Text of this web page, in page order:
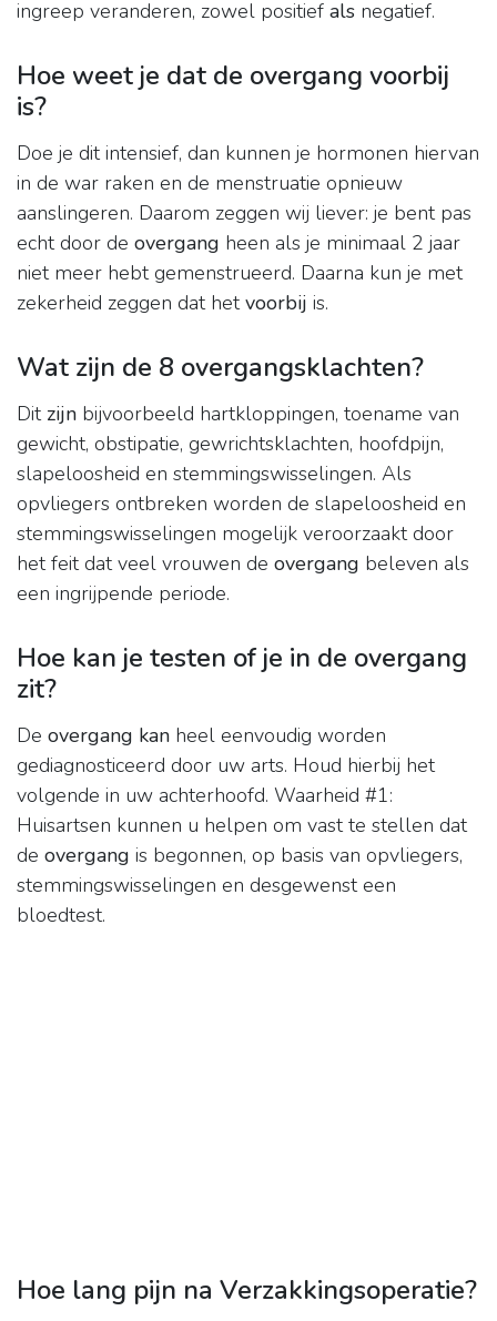
ingreep veranderen, zowel positief als negatief.
Hoe weet je dat de overgang voorbij
is?
Doe je dit intensief, dan kunnen je hormonen hiervan
in de war raken en de menstruatie opnieuw
aanslingeren. Daarom zeggen wij liever: je bent pas
echt door de overgang heen als je minimaal 2 jaar
niet meer hebt gemenstrueerd. Daarna kun je met
zekerheid zeggen dat hetvoorbij is.
Wat zijn de 8 overgangsklachten?
Dit zijn bijvoorbeeld hartkloppingen, toename van
gewicht, obstipatie, gewrichtsklachten, hoofdpijn,
slapeloosheid en stemmingswisselingen. Als
opvliegers ontbreken worden de slapeloosheid en
stemmingswisselingen mogelijk veroorzaakt door
het feit dat veel vrouwen de overgang beleven als
een ingrijpende periode.
Hoe kan je testen of je in de overgang
zit?
De overgang kan heel eenvoudig worden
gediagnosticeerd door uw arts. Houd hierbij het
volgende in uw achterhoofd. Waarheid #1:
Huisartsen kunnen u helpen om vast te stellen dat
de overgang is begonnen, op basis van opvliegers,
stemmingswisselingen en desgewenst een
bloedtest.
Hoe lang pijn na Verzakkingsoperatie?